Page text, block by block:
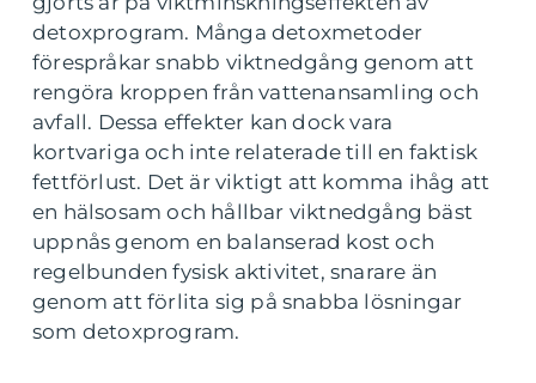
detoxprogram. Många detoxmetoder
förespråkar snabb viktnedgång genom att
rengöra kroppen från vattenansamling och
avfall. Dessa effekter kan dock vara
kortvariga och inte relaterade till en faktisk
fettförlust. Det är viktigt att komma ihåg att
en hälsosam och hållbar viktnedgång bäst
uppnås genom en balanserad kost och
regelbunden fysisk aktivitet, snarare än
genom att förlita sig på snabba lösningar
som detoxprogram.